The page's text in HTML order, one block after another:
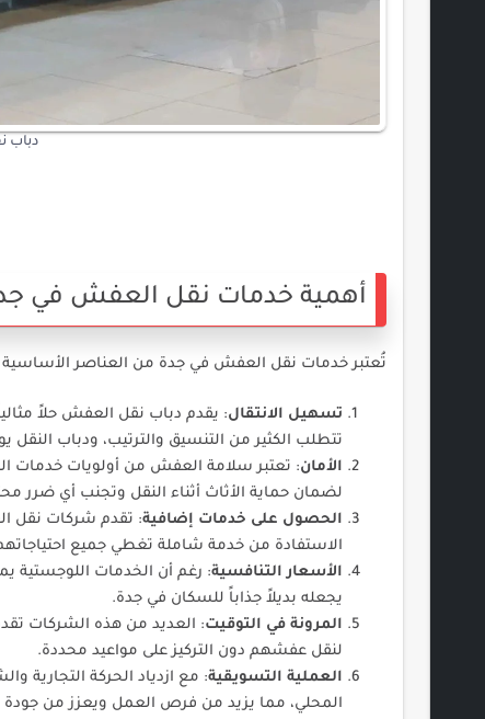
دباب
أهمية خدمات نقل العفش في
تُعتبر خدمات نقل العفش في جدة من العناصر الأساسية
تسهيل الانتقال: يقدم دباب نقل العفش حلاً
تتطلب الكثير من التنسيق والترتيب، ودباب
الأمان: تعتبر سلامة العفش من أولويات خدمات
لضمان حماية الأثاث أثناء النقل وتجنب أي ضرر
الحصول على خدمات إضافية: تقدم شركات نقل
الاستفادة من خدمة شاملة تغطي جميع
الأسعار التنافسية: رغم أن الخدمات اللوجستية
يجعله بديلاً جذاباً للسكان في جدة.
المرونة في التوقيت: العديد من هذه الشركات
لنقل عفشهم دون التركيز على مواعيد محددة.
العملية التسويقية: مع ازدياد الحركة
المحلي، مما يزيد من فرص العمل ويعزز من جودة